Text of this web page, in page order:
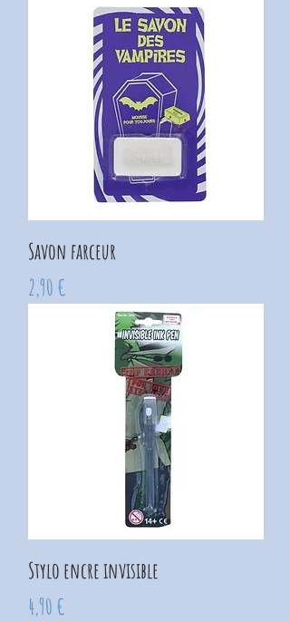
Savon farceur
Prix
2,90 €
Stylo encre invisible
Prix
4,90 €